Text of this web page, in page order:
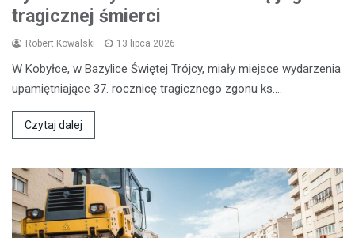
tragicznej śmierci
Robert Kowalski 13 lipca 2026
W Kobyłce, w Bazylice Świętej Trójcy, miały miejsce wydarzenia
upamiętniające 37. rocznicę tragicznego zgonu ks.…
Czytaj dalej